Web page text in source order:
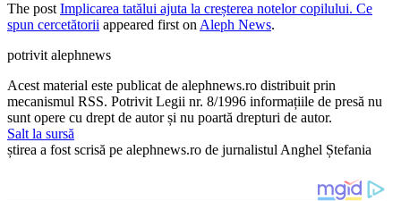
The postImplicarea tatălui ajuta la creșterea notelor copilului. Ce
spun cercetătorii appeared first onAleph News.
potrivit alephnews
Acest material este publicat de alephnews.ro distribuit prin
mecanismul RSS. Potrivit Legii nr. 8/1996 informațiile de presă nu
sunt opere cu drept de autor și nu poartă drepturi de autor.
Salt la sursă
știrea a fost scrisă pe alephnews.ro de jurnalistul Anghel Ștefania